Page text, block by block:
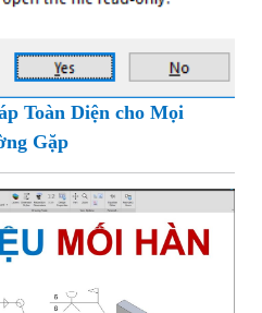
Toàn Diện cho Mọi
Gặp